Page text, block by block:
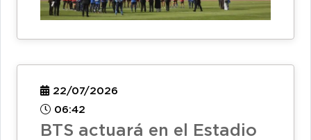
22/07/2026
06:42
BTS actuará en el Estadio